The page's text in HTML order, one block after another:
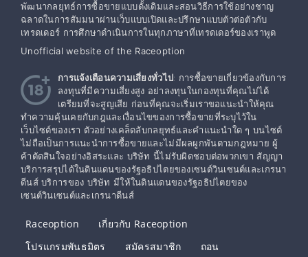
พัฒนากลยุทธ์การซื้อขายแบบดั้งเดิมและสอนวิธีการใช้อย่างชาญ
ฉลาดในการสัมมนาผ่านเว็บแบบเปิดและปรึกษาแบบตัวต่อตัวกับ
เทรดเดอร์ การศึกษาดำเนินการในทุกภาษาที่เทรดเดอร์ของเราพูด
Unofficial website of the Raceoption
การแจ้งเตือนความเสี่ยงทั่วไป: การซื้อขายเกี่ยวข้องกับการ
ลงทุนที่มีความเสี่ยงสูง อย่าลงทุนในกองทุนที่คุณไม่ได้
เตรียมที่จะสูญเสีย ก่อนที่คุณจะเริ่มเราขอแนะนำให้คุณ
ทำความคุ้นเคยกับกฎและเงื่อนไขของการซื้อขายที่ระบุไว้ใน
เว็บไซต์ของเรา ตัวอย่างเคล็ดลับกลยุทธ์และคำแนะนำใด ๆ บนไซต์
ไม่ถือเป็นการแนะนำการซื้อขายและไม่มีผลผูกพันตามกฎหมาย ผู้
ค้าตัดสินใจอย่างอิสระและ บริษัท นี้ไม่รับผิดชอบต่อพวกเขา สัญญา
บริการสรุปได้ในดินแดนของรัฐอธิปไตยของเซนต์วินเซนต์และเกรนา
ดีนส์ บริการของ บริษัท มีให้ในดินแดนของรัฐอธิปไตยของ
เซนต์วินเซนต์และเกรนาดีนส์
Raceoption
เกี่ยวกับ Raceoption
โปรแกรมพันธมิตร
สมัครสมาชิก ถอน